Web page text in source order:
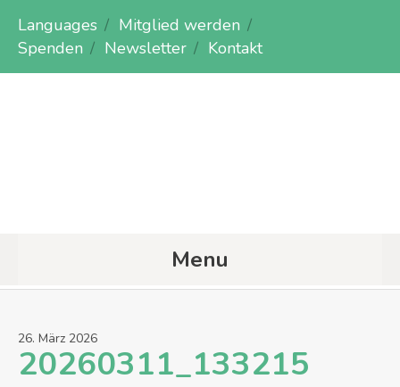
Languages
Mitglied werden
Spenden
Newsletter Kontakt
Menu
26. März 2026
20260311_133215